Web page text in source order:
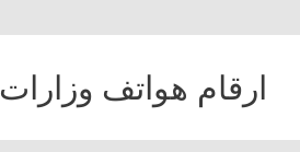
ارقام هواتف وزارات